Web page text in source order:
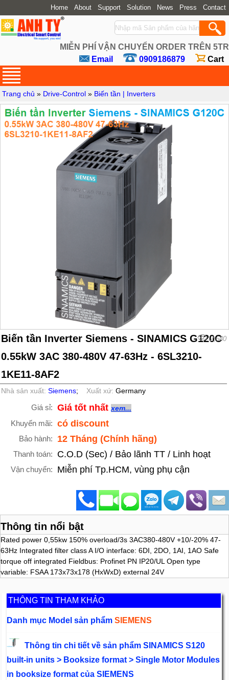
Home About Support Solution News Press Contact
MIỄN PHÍ VẬN CHUYỂN ORDER TRÊN 5TR
Email
0909186879 Cart
Trang chủ » Drive-Control » Biến tần | Inverters
Biến tần Inverter Siemens - SINAMICS G120C
0.55kW 3AC 380-480V 47-63Hz - 6SL3210-
1KE11-8AF2
2,680
Nhà sản xuất:Siemens; Xuất xứ:Germany
Giá sỉ: Giá tốt nhất xem...
Khuyến mãi: có discount
Bảo hành: 12 Tháng (Chính hãng)
Thanh toán: C.O.D (Sec) / Bảo lãnh TT / Linh hoạt
Vận chuyển: Miễn phí Tp.HCM, vùng phụ cận
Thông tin nổi bật
Rated power 0,55kw 150% overload/3s 3AC380-480V +10/-20% 47-
63Hz Integrated filter class A I/O interface: 6DI, 2DO, 1AI, 1AO Safe
torque off integrated Fieldbus: Profinet PN IP20/UL Open type
variable: FSAA 173x73x178 (HxWxD) external 24V
THÔNG TIN THAM KHẢO
Danh mục Model sản phẩmSIEMENS
Thông tin chi tiết về sản phẩm SINAMICS S120
built-in units > Booksize format > Single Motor Modules
in booksize format của SIEMENS